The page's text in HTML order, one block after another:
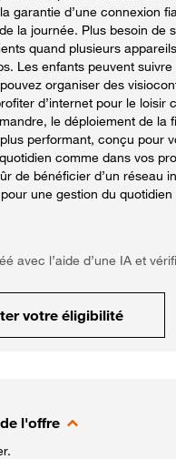
garantie d’une connexion
la journée. Plus besoin de
quand plusieurs
Les enfants peuvent
organiser des
d’internet pour le loisir
le déploiement de la
performant, conçu pour
comme dans vos
de bénéficier d’un réseau
une gestion du
avec l’aide d’une IA et
votre éligibilité
l'offre